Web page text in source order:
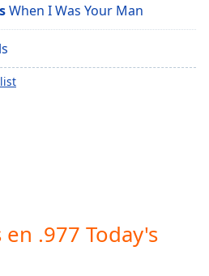
When I Was Your Man
en .977 Today's